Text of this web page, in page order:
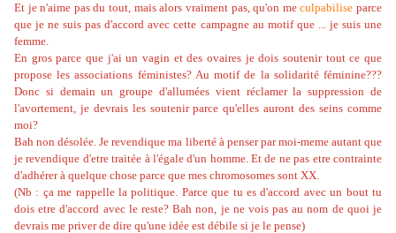
Et je n'aime pas du tout, mais alors vraiment pas, qu'on meculpabilise parce
que je ne suis pas d'accord avec cette campagne au motif que ... je suis une
femme.
En gros parce que j'ai un vagin et des ovaires je dois soutenir tout ce que
propose les associations féministes? Au motif de la solidarité féminine???
Donc si demain un groupe d'allumées vient réclamer la suppression de
l'avortement, je devrais les soutenir parce qu'elles auront des seins comme
moi?
Bah non désolée. Je revendique ma liberté à penser par moi-meme autant que
je revendique d'etre traitée à l'égale d'un homme. Et de ne pas etre contrainte
d'adhérer à quelque chose parce que mes chromosomes sont XX.
(Nb : ça me rappelle la politique. Parce que tu es d'accord avec un bout tu
dois etre d'accord avec le reste? Bah non, je ne vois pas au nom de quoi je
devrais me priver de dire qu'une idée est débile si je le pense)